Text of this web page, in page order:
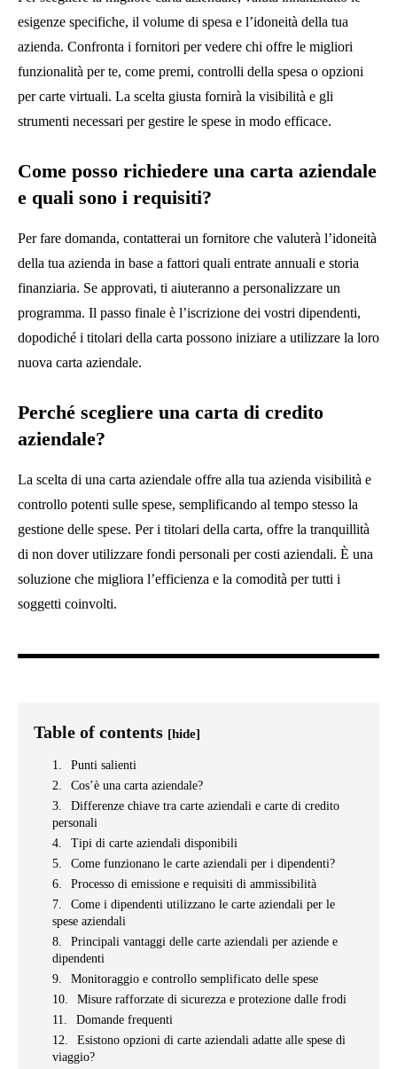
esigenze specifiche, il volume di spesa e l’idoneità della tua
azienda. Confronta i fornitori per vedere chi offre le migliori
funzionalità per te, come premi, controlli della spesa o opzioni
per carte virtuali. La scelta giusta fornirà la visibilità e gli
strumenti necessari per gestire le spese in modo efficace.
Come posso richiedere una carta aziendale
e quali sono i requisiti?
Per fare domanda, contatterai un fornitore che valuterà l’idoneità
della tua azienda in base a fattori quali entrate annuali e storia
finanziaria. Se approvati, ti aiuteranno a personalizzare un
programma. Il passo finale è l’iscrizione dei vostri dipendenti,
dopodiché i titolari della carta possono iniziare a utilizzare la loro
nuova carta aziendale.
Perché scegliere una carta di credito
aziendale?
La scelta di una carta aziendale offre alla tua azienda visibilità e
controllo potenti sulle spese, semplificando al tempo stesso la
gestione delle spese. Per i titolari della carta, offre la tranquillità
di non dover utilizzare fondi personali per costi aziendali. È una
soluzione che migliora l’efficienza e la comodità per tutti i
soggetti coinvolti.
Table of contents [hide]
Punti salienti
Cos’è una carta aziendale?
Differenze chiave tra carte aziendali e carte di credito
personali
Tipi di carte aziendali disponibili
Come funzionano le carte aziendali per i dipendenti?
Processo di emissione e requisiti di ammissibilità
Come i dipendenti utilizzano le carte aziendali per le
spese aziendali
Principali vantaggi delle carte aziendali per aziende e
dipendenti
Monitoraggio e controllo semplificato delle spese
Misure rafforzate di sicurezza e protezione dalle frodi
Domande frequenti
Esistono opzioni di carte aziendali adatte alle spese di
viaggio?